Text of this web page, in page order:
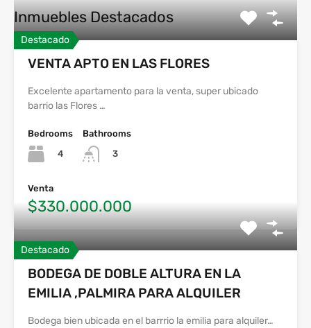
Inmuebles Destacados
Destacado
VENTA APTO EN LAS FLORES
Excelente apartamento para la venta, super ubicado
barrio las Flores …
Bedrooms
4
Bathrooms
3
Venta
$330.000.000
Destacado
BODEGA DE DOBLE ALTURA EN LA
EMILIA ,PALMIRA PARA ALQUILER
Bodega bien ubicada en el barrrio la emilia para alquiler…